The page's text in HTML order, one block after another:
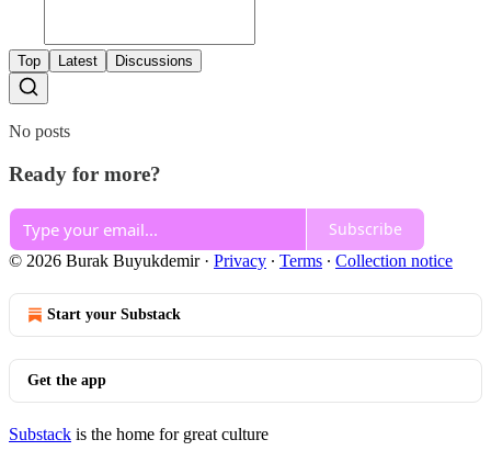
Top Latest Discussions
No posts
Ready for more?
Subscribe
© 2026 Burak Buyukdemir· Privacy ∙ Terms ∙ Collection notice
Start your Substack
Get the app
Substack is the home for great culture